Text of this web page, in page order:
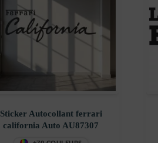
Sticker Autocollant ferrari
california Auto AU87307